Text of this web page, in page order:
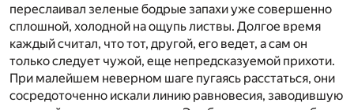
переслаивал зеленые бодрые запахи уже совершенно
сплошной, холодной на ощупь листвы. Долгое время
каждый считал, что тот, другой, его ведет, а сам он
только следует чужой, еще непредсказуемой прихоти.
При малейшем неверном шаге пугаясь расстаться, они
сосредоточенно искали линию равновесия, заводившую